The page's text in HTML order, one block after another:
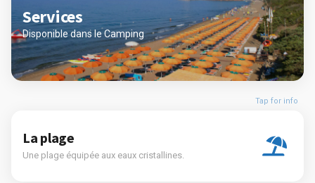
Services
Disponible dans le Camping
Tap for info
La plage
Une plage équipée aux eaux cristallines.